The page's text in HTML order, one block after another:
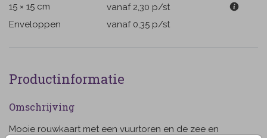
15 × 15 cm
vanaf 2,30 p/st
Enveloppen
vanaf 0,35 p/st
Productinformatie
Omschrijving
Mooie rouwkaart met een vuurtoren en de zee en